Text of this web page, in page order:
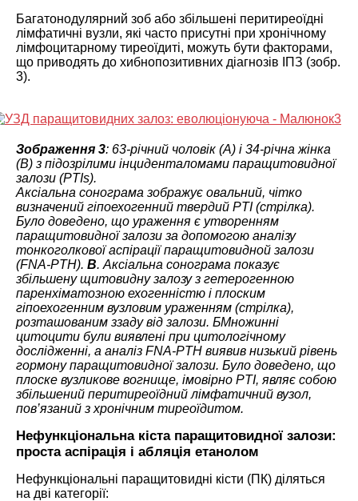
Багатонодулярний зоб або збільшені перитиреоїдні
лімфатичні вузли, які часто присутні при хронічному
лімфоцитарному тиреоїдиті, можуть бути факторами,
що приводять до хибнопозитивних діагнозів ІПЗ (зобр.
3).
Зображення 3: 63-річний чоловік (A) і 34-річна жінка
(B) з підозрілими інциденталомами паращитовидної
залози (PTIs).
Аксіальна сонограма зображує овальний, чітко
визначений гіпоехогенний твердий PTI (стрілка).
Було доведено, що ураження є утворенням
паращитовидної залози за допомогою аналізу
тонкоголкової аспірації паращитовидной залози
(FNA-PTH). B. Аксіальна сонограма показує
збільшену щитовидну залозу з гетерогенною
паренхіматозною ехогенністю і плоским
гіпоехогенним вузловим ураженням (стрілка),
розташованим ззаду від залози. БМножинні
цитоцити були виявлені при цитологічному
дослідженні, а аналіз FNA-PTH виявив низький рівень
гормону паращитовидної залози. Було доведено, що
плоске вузликове вогнище, імовірно PTI, являє собою
збільшений перитиреоїдний лімфатичний вузол,
пов’язаний з хронічним тиреоїдитом.
Нефункціональна кіста паращитовидної залози:
проста аспірація і абляція етанолом
Нефункціональні паращитовидні кісти (ПК) діляться
на дві категорії: